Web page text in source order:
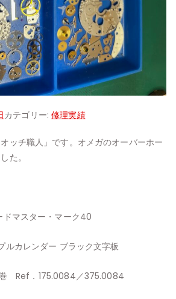
カテゴリー:修理実績
ッチ職人」です。オメガのオーバーホー
た。
ドマスター・マーク40
ルカレンダー ブラック文字板
巻 Ref．175.0084／375.0084